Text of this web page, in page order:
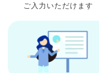
ご入力 いただけます